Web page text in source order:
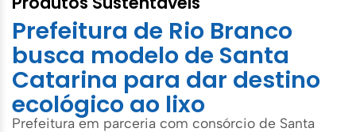
Prefeitura de Rio Branco
busca modelo de Santa
Catarina para dar destino
ecológico ao lixo
Prefeitura em parceria com consórcio de Santa